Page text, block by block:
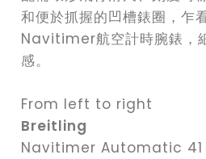
和便於抓握的凹槽錶圈，乍
Navitimer航空計時腕錶，
感。
From left to right
Breitling
Navitimer Automatic 41